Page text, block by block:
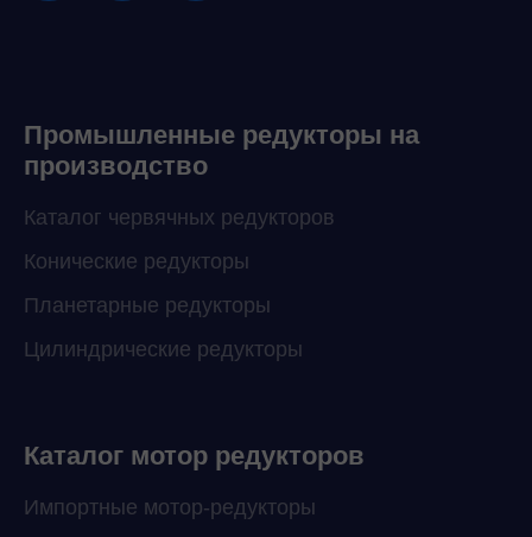
Промышленные редукторы на
производство
Каталог червячных редукторов
Конические редукторы
Планетарные редукторы
Цилиндрические редукторы
Каталог мотор редукторов
Импортные мотор-редукторы